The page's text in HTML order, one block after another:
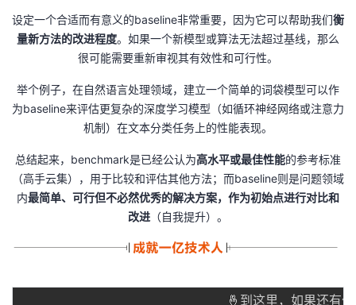
设定一个合适而有意义的baseline非常重要，因为它可以帮助我们衡
量新方法的改进程度。如果一个新模型或算法无法超过基线，那么
很可能需要重新审视其有效性和可行性。
举个例子，在自然语言处理领域，建立一个简单的词袋模型可以作
为baseline来评估更复杂的深度学习模型（如循环神经网络或注意力
机制）在文本分类任务上的性能表现。
总结起来，benchmark是已经公认为高水平或最佳性能的参考标准
（高手云集），用于比较和评估其他方法；而baseline则是问题领域
内最简单、可行但不必然优秀的解决方案，作为初始点进行对比和
改进 （自我提升）。